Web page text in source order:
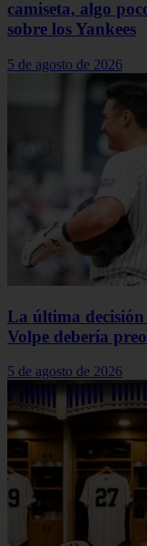
camiseta, algo
sobre los Yankees
5 de agosto de 2026
La última decisión
Volpe debería
5 de agosto de 2026